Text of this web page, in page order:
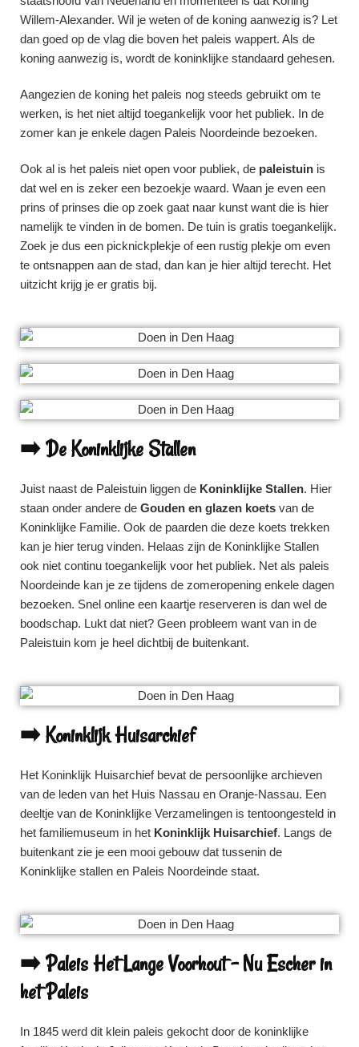
Willem-Alexander. Wil je weten of de koning aanwezig is? Let
dan goed op de vlag die boven het paleis wappert. Als de
koning aanwezig is, wordt de koninklijke standaard gehesen.
Aangezien de koning het paleis nog steeds gebruikt om te
werken, is het niet altijd toegankelijk voor het publiek. In de
zomer kan je enkele dagen Paleis Noordeinde bezoeken.
Ook al is het paleis niet open voor publiek, de paleistuin is
dat wel en is zeker een bezoekje waard. Waan je even een
prins of prinses die op zoek gaat naar kunst want die is hier
namelijk te vinden in de bomen. De tuin is gratis toegankelijk.
Zoek je dus een picknickplekje of een rustig plekje om even
te ontsnappen aan de stad, dan kan je hier altijd terecht. Het
uitzicht krijg je er gratis bij.
➡️ De Koninklijke Stallen
Juist naast de Paleistuin liggen de Koninklijke Stallen. Hier
staan onder andere de Gouden en glazen koets van de
Koninklijke Familie. Ook de paarden die deze koets trekken
kan je hier terug vinden. Helaas zijn de Koninklijke Stallen
ook niet continu toegankelijk voor het publiek. Net als paleis
Noordeinde kan je ze tijdens de zomeropening enkele dagen
bezoeken. Snel online een kaartje reserveren is dan wel de
boodschap. Lukt dat niet? Geen probleem want van in de
Paleistuin kom je heel dichtbij de buitenkant.
➡️ Koninklijk Huisarchief
Het Koninklijk Huisarchief bevat de persoonlijke archieven
van de leden van het Huis Nassau en Oranje-Nassau. Een
deeltje van de Koninklijke Verzamelingen is tentoongesteld in
het familiemuseum in het Koninklijk Huisarchief. Langs de
buitenkant zie je een mooi gebouw dat tussenin de
Koninklijke stallen en Paleis Noordeinde staat.
➡️ Paleis Het Lange Voorhout - Nu Escher in
het Paleis
In 1845 werd dit klein paleis gekocht door de koninklijke